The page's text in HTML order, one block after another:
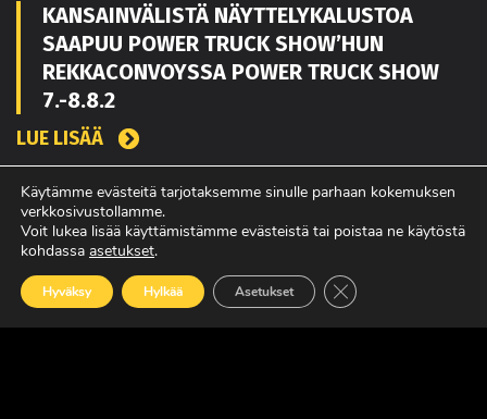
KANSAINVÄLISTÄ NÄYTTELYKALUSTOA
SAAPUU POWER TRUCK SHOW’HUN
REKKACONVOYSSA POWER TRUCK SHOW
7.-8.8.2
LUE LISÄÄ
TOUKO KAAKKO VAHVISTAMAAN MATEKON
MYYNTIÄ PIRKANMAALLA
LUE LISÄÄ
Käytämme evästeitä tarjotaksemme sinulle parhaan kokemuksen
verkkosivustollamme.
Voit lukea lisää käyttämistämme evästeistä tai poistaa ne käytöstä
kohdassa asetukset.
Hyväksy Hylkää Asetukset Sulje evästebanneri